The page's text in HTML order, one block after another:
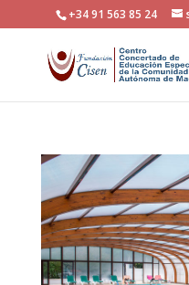
+34 91 563 85 24